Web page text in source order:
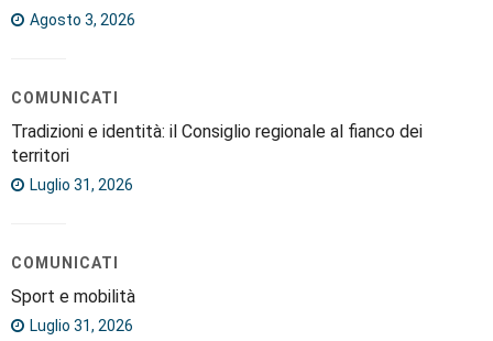
Agosto 3, 2026
COMUNICATI
Tradizioni e identità: il Consiglio regionale al fianco dei
territori
Luglio 31, 2026
COMUNICATI
Sport e mobilità
Luglio 31, 2026